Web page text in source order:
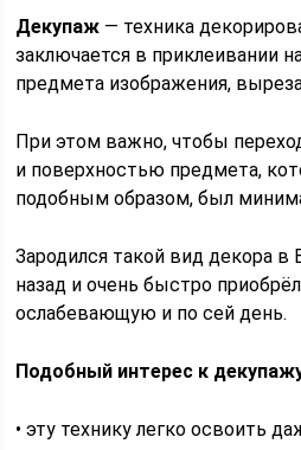
Декупаж — техника
заключается в приклеивании
предмета изображения,
При этом важно, чтобы
и поверхностью предмета,
подобным образом, был
Зародился такой вид декора в
назад и очень быстро
ослабевающую и по сей день.
Подобный интерес к
• эту технику легко освоить